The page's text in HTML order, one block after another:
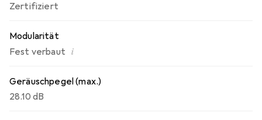
Zertifiziert
Modularität
Fest verbaut i
Geräuschpegel (max.)
28.10 dB